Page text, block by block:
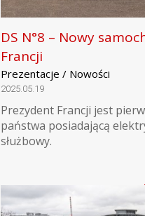
DS N°8 – Nowy
Francji
Prezentacje / Nowości
2025.05.19
Prezydent Francji jest
państwa posiadającą
służbowy.